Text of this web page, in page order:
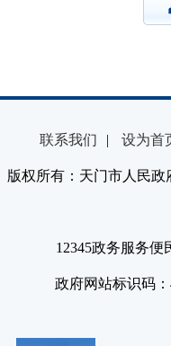
联系我们 | 设为首
版权所有：天门市人民
12345政务服务便
政府网站标识码